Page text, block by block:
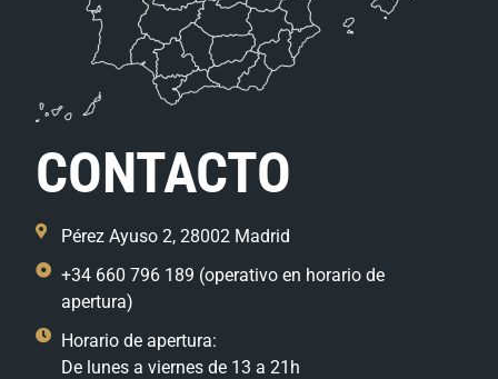
CONTACTO
Pérez Ayuso 2, 28002 Madrid
+34 660 796 189 (operativo en horario de
apertura)
Horario de apertura:
De lunes a viernes de 13 a 21h